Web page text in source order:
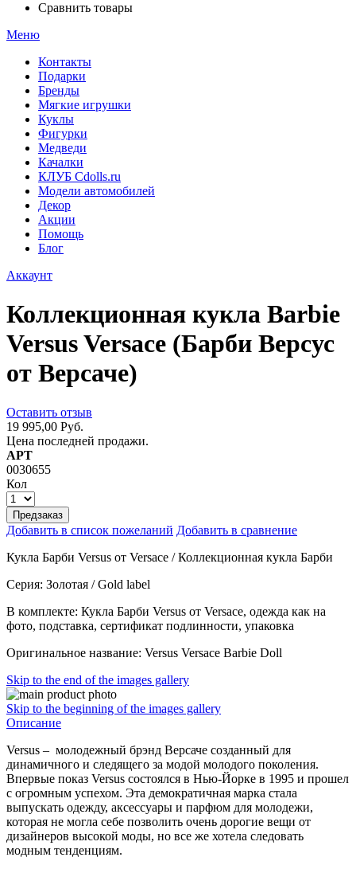
Сравнить товары
Меню
Контакты
Подарки
Бренды
Мягкие игрушки
Куклы
Фигурки
Медведи
Качалки
КЛУБ Cdolls.ru
Модели автомобилей
Декор
Акции
Помощь
Блог
Аккаунт
Коллекционная кукла Barbie
Versus Versace (Барби Версус
от Версаче)
Оставить отзыв
19 995,00 Руб.
Цена последней продажи.
АРТ
0030655
Кол
Предзаказ
Добавить в список пожеланий Добавить в сравнение
Кукла Барби Versus от Versace / Коллекционная кукла Барби
Серия: Золотая / Gold label
В комплекте: Кукла Барби Versus от Versace, одежда как на
фото, подставка, сертификат подлинности, упаковка
Оригинальное название: Versus Versace Barbie Doll
Skip to the end of the images gallery
Skip to the beginning of the images gallery
Описание
Versus – молодежный брэнд Версаче созданный для
динамичного и следящего за модой молодого поколения.
Впервые показ Versus состоялся в Нью-Йорке в 1995 и прошел
с огромным успехом. Эта демократичная марка стала
выпускать одежду, аксессуары и парфюм для молодежи,
которая не могла себе позволить очень дорогие вещи от
дизайнеров высокой моды, но все же хотела следовать
модным тенденциям.